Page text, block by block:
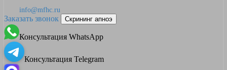
info@mfhc.ru
Заказать звонок Скрининг апноэ
Консультация WhatsApp
Консультация Telegram